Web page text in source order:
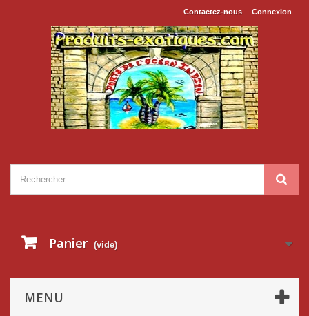
Connexion
Contactez-nous
Panier (vide)
MENU